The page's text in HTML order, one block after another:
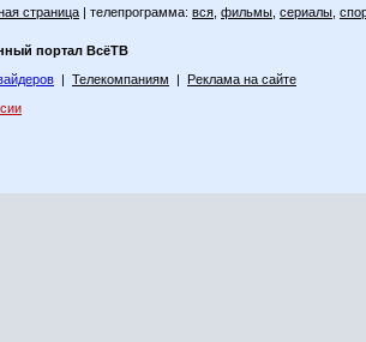
страница | телепрограмма: вся фильмы сериалы
портал ВсёТВ
| Телекомпаниям | Реклама на сайте